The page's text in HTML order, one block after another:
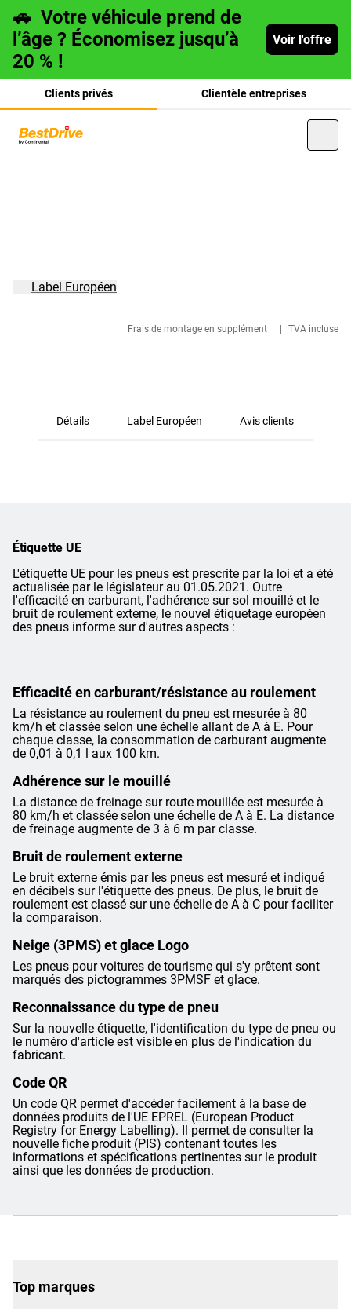
🚗 Votre véhicule prend de
l’âge ? Économisez jusqu’à
20 % !
Voir l'offre
Clients privés Clientèle entreprises
Frais de montage en supplément TVA incluse
Label Européen
Détails Label Européen Avis clients
Étiquette UE
L'étiquette UE pour les pneus est prescrite par la loi et a été
actualisée par le législateur au 01.05.2021. Outre
l'efficacité en carburant, l'adhérence sur sol mouillé et le
bruit de roulement externe, le nouvel étiquetage européen
des pneus informe sur d'autres aspects :
Efficacité en carburant/résistance au roulement
La résistance au roulement du pneu est mesurée à 80
km/h et classée selon une échelle allant de A à E. Pour
chaque classe, la consommation de carburant augmente
de 0,01 à 0,1 l aux 100 km.
Adhérence sur le mouillé
La distance de freinage sur route mouillée est mesurée à
80 km/h et classée selon une échelle de A à E. La distance
de freinage augmente de 3 à 6 m par classe.
Bruit de roulement externe
Le bruit externe émis par les pneus est mesuré et indiqué
en décibels sur l'étiquette des pneus. De plus, le bruit de
roulement est classé sur une échelle de A à C pour faciliter
la comparaison.
Neige (3PMS) et glace Logo
Les pneus pour voitures de tourisme qui s'y prêtent sont
marqués des pictogrammes 3PMSF et glace.
Reconnaissance du type de pneu
Sur la nouvelle étiquette, l'identification du type de pneu ou
le numéro d'article est visible en plus de l'indication du
fabricant.
Code QR
Un code QR permet d'accéder facilement à la base de
données produits de l'UE EPREL (European Product
Registry for Energy Labelling). Il permet de consulter la
nouvelle fiche produit (PIS) contenant toutes les
informations et spécifications pertinentes sur le produit
ainsi que les données de production.
Top marques